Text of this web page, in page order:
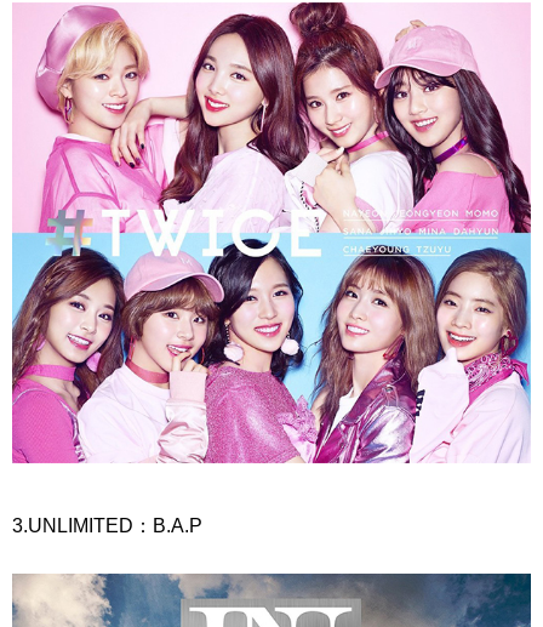
3.UNLIMITED：B.A.P